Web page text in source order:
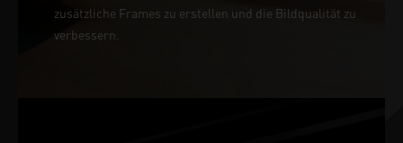
zusätzliche Frames zu erstellen und die Bildqualität zu
verbessern.